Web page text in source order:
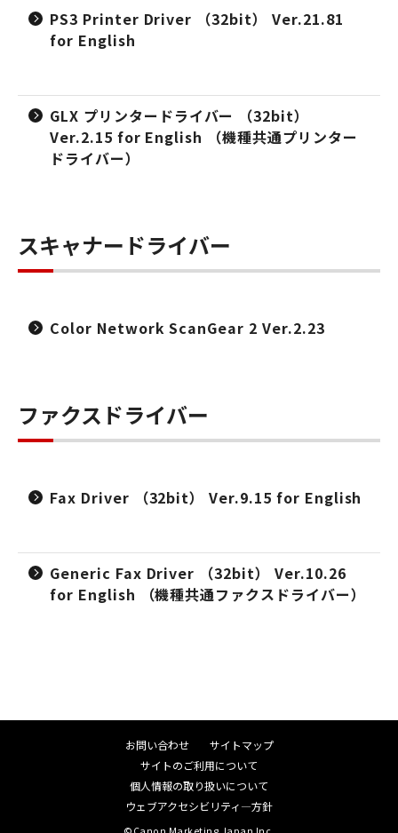
PS3 Printer Driver （32bit） Ver.21.81
for English
GLX プリンタードライバー （32bit）
Ver.2.15 for English （機種共通プリンター
ドライバー）
スキャナードライバー
Color Network ScanGear 2 Ver.2.23
ファクスドライバー
Fax Driver （32bit） Ver.9.15 for English
Generic Fax Driver （32bit） Ver.10.26
for English （機種共通ファクスドライバー）
お問い合わせ
サイトマップ
サイトのご利用について
個人情報の取り扱いについて
ウェブアクセシビリティ―方針